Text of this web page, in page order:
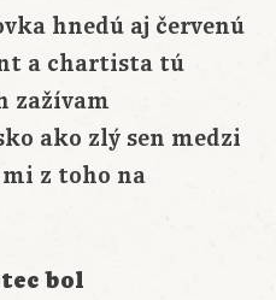
hnedú aj červenú
a chartista tú
zažívam
ako zlý sen medzi
z toho na
bol